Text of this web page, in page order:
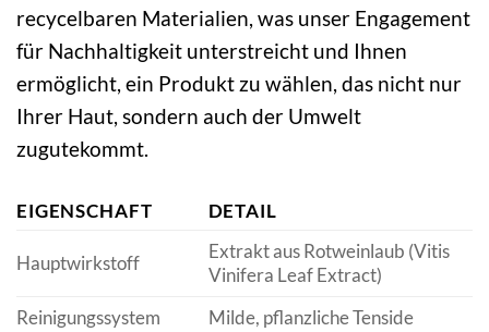
recycelbaren Materialien, was unser Engagement
für Nachhaltigkeit unterstreicht und Ihnen
ermöglicht, ein Produkt zu wählen, das nicht nur
Ihrer Haut, sondern auch der Umwelt
zugutekommt.
EIGENSCHAFT DETAIL
Hauptwirkstoff
Extrakt aus Rotweinlaub (Vitis
Vinifera Leaf Extract)
Reinigungssystem
Milde, pflanzliche Tenside